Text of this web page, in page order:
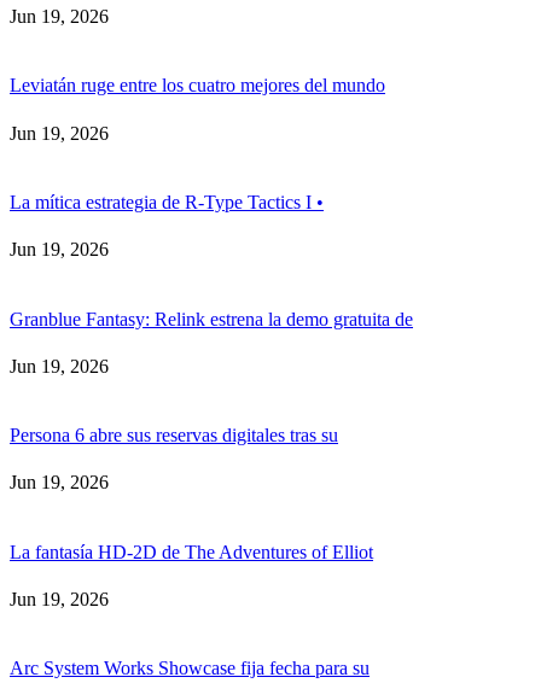
Jun 19, 2026
Leviatán ruge entre los cuatro mejores del mundo
Jun 19, 2026
La mítica estrategia de R-Type Tactics I •
Jun 19, 2026
Granblue Fantasy: Relink estrena la demo gratuita de
Jun 19, 2026
Persona 6 abre sus reservas digitales tras su
Jun 19, 2026
La fantasía HD-2D de The Adventures of Elliot
Jun 19, 2026
Arc System Works Showcase fija fecha para su